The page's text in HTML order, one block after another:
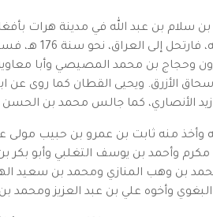
الأدب
وحجاج بن محمد المصيصي وأبا
الأزرق. ويحيى القطان كما روى عن
زيد الأنصاري، كما جالس محمد بن
وأخذ منه ثابت بن عمرو بن حبيب
وأحمد بن يوسف التغلبي وأبو بكر
بن وهب المنازي ومحمد بن سعيد
وأخوه علي بن عبد العزيز ومحمد